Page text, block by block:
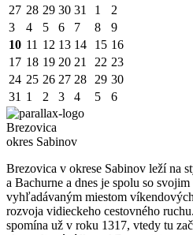
27 28 29 30 31 1
2
3
4 5 6 7 8
9
10 11 12 13 14 15 16
17 18 19 20 21 22 23
24 25 26 27 28 29 30
31 1 2 3 4 5 6
Brezovica
okres Sabinov
Brezovica v okrese Sabinov leží na
a Bachurne a dnes je spolu so
vyhľadávaným miestom
rozvoja vidieckeho cestovného
spomína už v roku 1317, vtedy tu